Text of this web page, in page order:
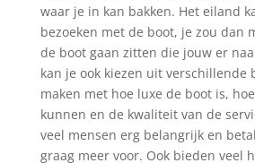
waar je in kan bakken. Het eiland
bezoeken met de boot, je zou dan
de boot gaan zitten die jouw er
kan je ook kiezen uit verschillende
maken met hoe luxe de boot is,
kunnen en de kwaliteit van de
veel mensen erg belangrijk en
graag meer voor. Ook bieden veel